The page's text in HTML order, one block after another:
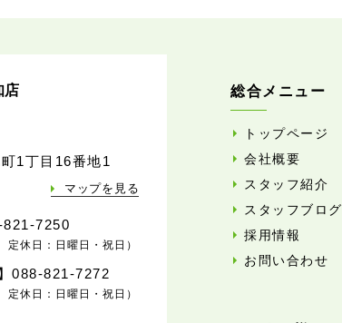
店
1丁目16番地1
マップを見る
821-7250
休日：日曜日・祝日）
088-821-7272
休日：日曜日・祝日）
総合メニュー
トップページ
会社概要
スタッフ紹介
スタッフブログ
採用情報
お問い合わせ